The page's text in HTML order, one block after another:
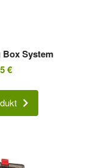
Box System
€